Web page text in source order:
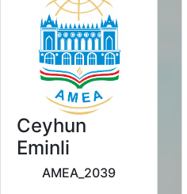
Ceyhun
Eminli
AMEA_2039